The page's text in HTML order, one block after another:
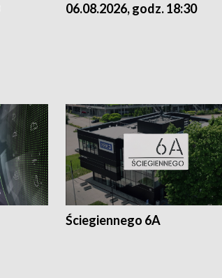
06.08.2026, godz. 18:30
Ściegiennego 6A